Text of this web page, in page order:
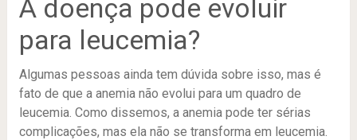
A doença pode evoluir
para leucemia?
Algumas pessoas ainda tem dúvida sobre isso, mas é
fato de que a anemia não evolui para um quadro de
leucemia. Como dissemos, a anemia pode ter sérias
complicações, mas ela não se transforma em leucemia.